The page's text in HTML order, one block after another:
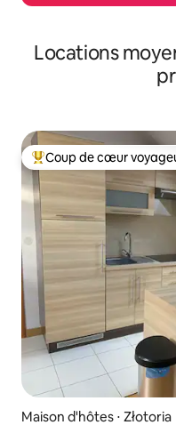
Locations
Coups de cœur
Coup de cœur
Maison d'hôtes ⋅ Złotoria